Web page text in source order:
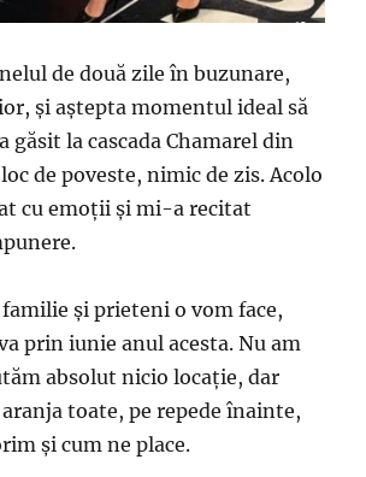
de două zile în buzunare,
şi aştepta momentul ideal să
la cascada Chamarel din
de poveste, nimic de zis. Acolo
cu emoţii şi mi-a recitat
şi prieteni o vom face,
prin iunie anul acesta. Nu am
absolut nicio locaţie, dar
toate, pe repede înainte,
şi cum ne place.